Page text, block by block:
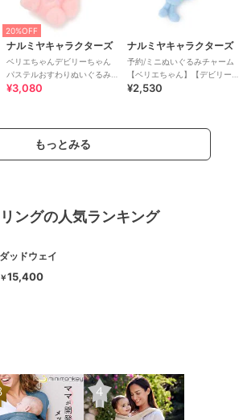
20%OFF
ナルミヤキャラクターズ
ベリエちゃんデビリーちゃん
パステルおすわりぬいぐるみ
チャーム
¥3,080
ナルミヤキャラクターズ
予約/ミニぬいぐるみチャーム
【ベリエちゃん】【デビリー
ちゃん】【ブルーベリエちゃ
¥2,530
もっとみる
ングの人気ランキング
ダッドウェイ
￥15,400